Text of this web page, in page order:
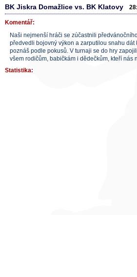
BK Jiskra Domažlice vs. BK Klatovy
Komentář:
Naši nejmenší hráči se zúčastnili
předvedli bojovný výkon a zarputilou snahu
poznáš podle pokusů. V turnaji se do hry
všem rodičům, babičkám i dědečkům, kteří
Statistika: